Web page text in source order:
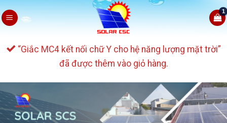
Skip
to
“Giắc MC4 kết nối chữ Y cho hệ năng lượng mặt trời”
đã được thêm vào giỏ hàng.